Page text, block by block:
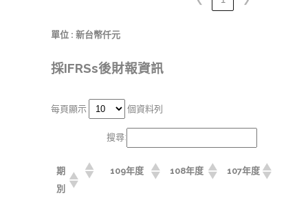
單位 : 新台幣仟元
採IFRSs後財報資訊
每頁顯示 個資料列
搜尋:
期
別
109年度 108年度 107年度